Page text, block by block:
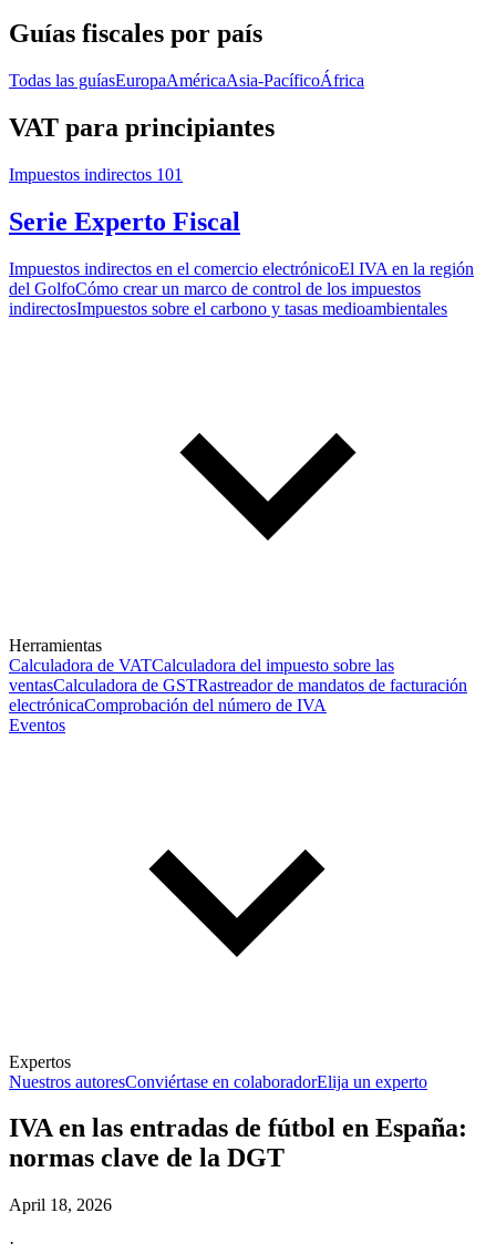
Guías fiscales por país
Todas las guíasEuropaAméricaAsia-PacíficoÁfrica
VAT para principiantes
Impuestos indirectos 101
Serie Experto Fiscal
Impuestos indirectos en el comercio electrónicoEl IVA en la región
del GolfoCómo crear un marco de control de los impuestos
indirectosImpuestos sobre el carbono y tasas medioambientales
Herramientas
Calculadora de VATCalculadora del impuesto sobre las
ventasCalculadora de GSTRastreador de mandatos de facturación
electrónicaComprobación del número de IVA
Eventos
Expertos
Nuestros autoresConviértase en colaboradorElija un experto
IVA en las entradas de fútbol en España:
normas clave de la DGT
April 18, 2026